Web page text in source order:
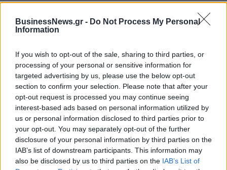
BusinessNews.gr - Do Not Process My Personal
Information
If you wish to opt-out of the sale, sharing to third parties, or
processing of your personal or sensitive information for
targeted advertising by us, please use the below opt-out
section to confirm your selection. Please note that after your
opt-out request is processed you may continue seeing
interest-based ads based on personal information utilized by
us or personal information disclosed to third parties prior to
your opt-out. You may separately opt-out of the further
disclosure of your personal information by third parties on the
IAB’s list of downstream participants. This information may
also be disclosed by us to third parties on the IAB’s List of
Ευρωπαϊκό Κορασίδων Β'
πανόραμα
εκατ. ευρώ και αύξηση κερδών
57% - Τα νέα στοιχήματα σε
low & non alcohol
Metlen: Ρεκόρ EBITDA στο α' εξάμηνο, στα 550 εκατ. ευρώ – Καθαρά
κέρδη 313 εκατ. ευρώ
Media: Με ενίσχυση 8 εκατ.
ευρώ σε 451 επιχειρήσεις